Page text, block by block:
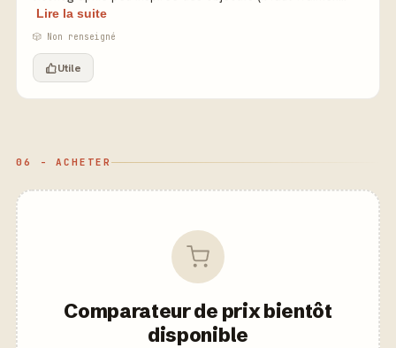
Lire la suite
🎲 Non renseigné
Utile
06 - ACHETER
Comparateur de prix bientôt
disponible